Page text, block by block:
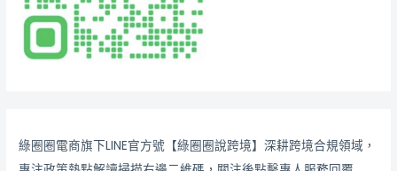
綠圈圈電商旗下LINE官方號【綠圈圈說跨境】深耕跨境合規領域，